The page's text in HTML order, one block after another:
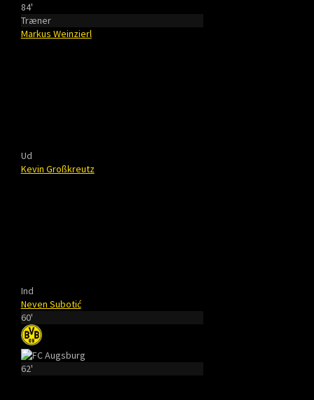
84'
Træner
Markus Weinzierl
Ud
Kevin Großkreutz
Ind
Neven Subotić
60'
62'